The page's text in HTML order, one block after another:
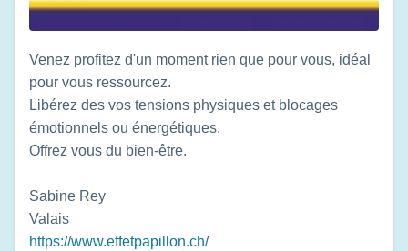
Venez profitez d'un moment rien que pour vous, idéal
pour vous ressourcez.
Libérez des vos tensions physiques et blocages
émotionnels ou énergétiques.
Offrez vous du bien-être.
Sabine Rey
Valais
https://www.effetpapillon.ch/